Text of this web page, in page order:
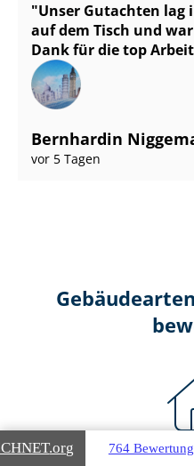
Unser Gutachten lag
auf dem Tisch und
Dank für die top
Bernhardin
vor 5 Tagen
.org 764